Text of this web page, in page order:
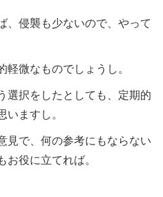
、侵襲も少ないので、やって
軽微なものでしょうし。
選択をしたとしても、定期的
いますし。
見で、何の参考にもならない
お役に立てれば。